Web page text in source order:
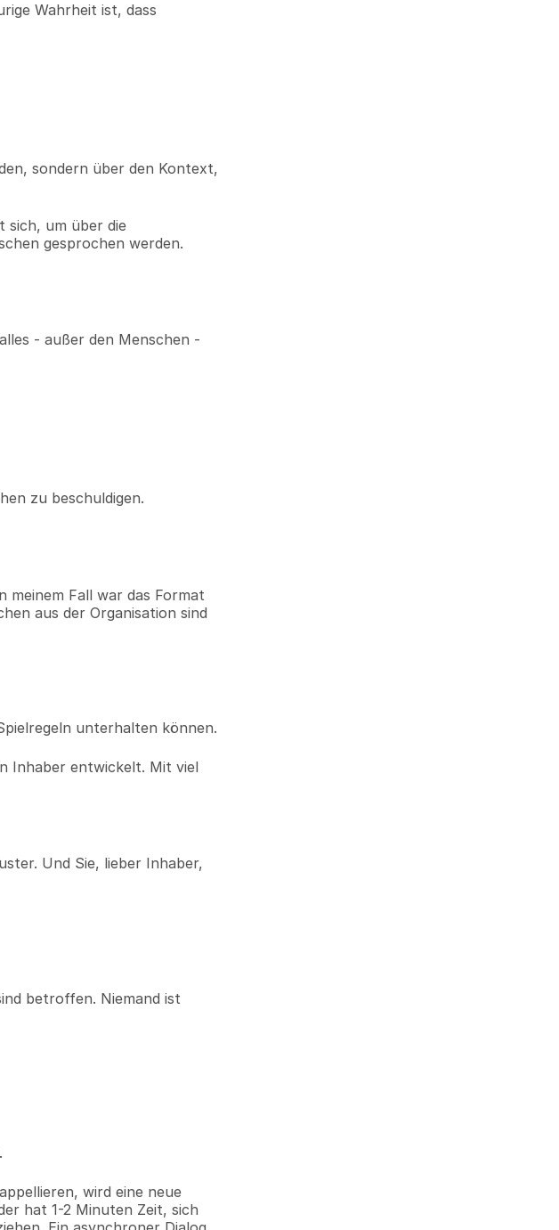
Wahrheit ist, dass
sondern über den Kontext,
sich, um über die
gesprochen werden.
- außer den Menschen -
zu beschuldigen.
meinem Fall war das Format
aus der Organisation sind
unterhalten können.
Inhaber entwickelt. Mit viel
Und Sie, lieber Inhaber,
betroffen. Niemand ist
wird eine neue
hat 1-2 Minuten Zeit, sich